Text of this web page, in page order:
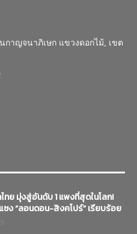
กาญจนาภิเษก แขวงดอกไม้, เขต
ทย มุ่งสู่อันดับ 1 แพงที่สุดในโลก!
ซง “ลอนดอน-สิงคโปร์” เรียบร้อย